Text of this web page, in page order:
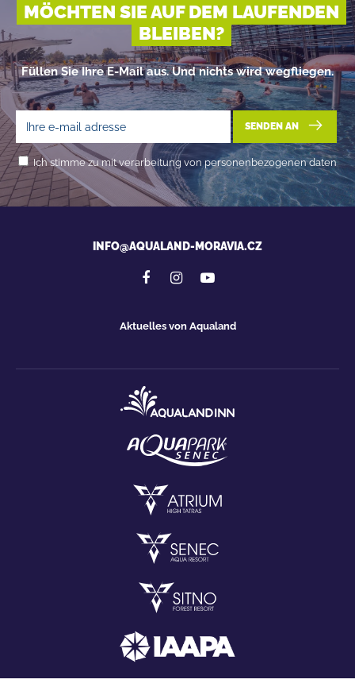
MÖCHTEN SIE AUF DEM LAUFENDEN
BLEIBEN?
Füllen Sie Ihre E-Mail aus. Und nichts wird wegfliegen.
SENDEN AN
Ich stimme zu mit verarbeitung von personenbezogenen daten
INFO@AQUALAND-MORAVIA.CZ
Aktuelles von Aqualand